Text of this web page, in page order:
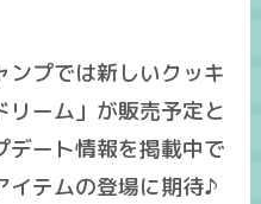
ンプでは新しいクッキ
ーム」が販売予定と
デート情報を掲載中で
イテムの登場に期待♪